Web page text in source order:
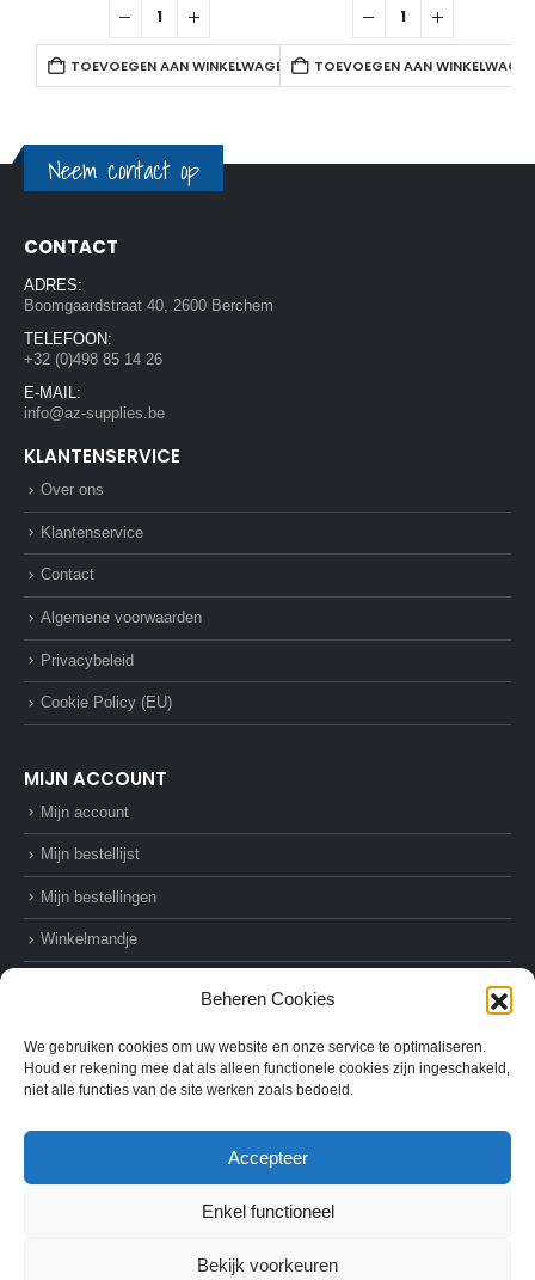
Beheren Cookies
We gebruiken cookies om uw website en onze service te optimaliseren.
Houd er rekening mee dat als alleen functionele cookies zijn ingeschakeld,
niet alle functies van de site werken zoals bedoeld.
Accepteer
Enkel functioneel
Bekijk voorkeuren
TOEVOEGEN AAN WINKELWAGEN TOEVOEGEN AAN
Neem contact op
CONTACT
ADRES:
Boomgaardstraat 40, 2600 Berchem
TELEFOON:
+32 (0)498 85 14 26
E-MAIL:
info@az-supplies.be
KLANTENSERVICE
Over ons
Klantenservice
Contact
Algemene voorwaarden
Privacybeleid
Cookie Policy (EU)
MIJN ACCOUNT
Mijn account
Mijn bestellijst
Mijn bestellingen
Winkelmandje
© AZ-Supplies. 2022. All Rights Reserved